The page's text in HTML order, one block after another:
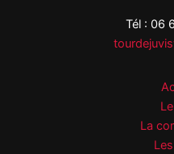
Tél : 06
La